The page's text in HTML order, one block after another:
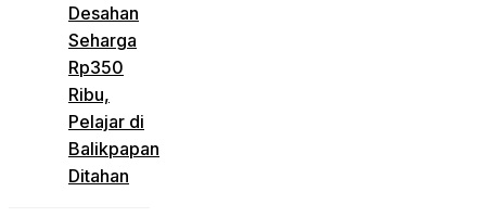
Desahan
Seharga
Rp350
Ribu,
Pelajar di
Balikpapan
Ditahan